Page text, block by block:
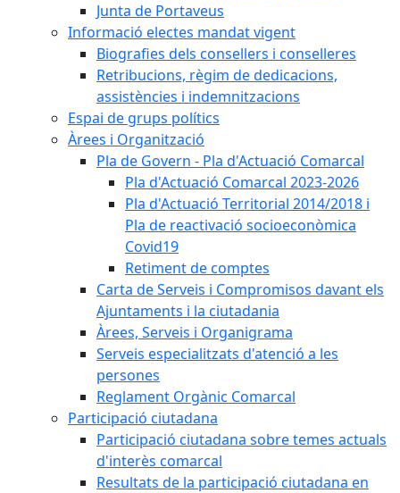
Junta de Portaveus
Informació electes mandat vigent
Biografies dels consellers i conselleres
Retribucions, règim de dedicacions,
assistències i indemnitzacions
Espai de grups polítics
Àrees i Organització
Pla de Govern - Pla d'Actuació Comarcal
Pla d'Actuació Comarcal 2023-2026
Pla d'Actuació Territorial 2014/2018 i
Pla de reactivació socioeconòmica
Covid19
Retiment de comptes
Carta de Serveis i Compromisos davant els
Ajuntaments i la ciutadania
Àrees, Serveis i Organigrama
Serveis especialitzats d'atenció a les
persones
Reglament Orgànic Comarcal
Participació ciutadana
Participació ciutadana sobre temes actuals
d'interès comarcal
Resultats de la participació ciutadana en